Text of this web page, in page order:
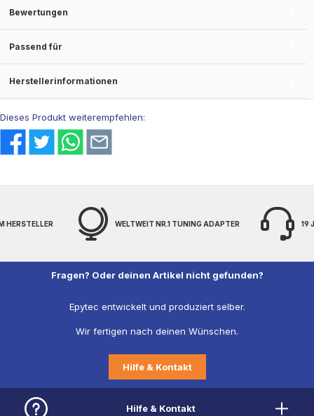
Bewertungen
Passend für
Herstellerinformationen
Dieses Produkt weiterempfehlen:
HERSTELLER WELTWEIT NR.1 TUNING ADAPTER 19
Fragen? Oder deinen Artikel nicht gefunden?
Epytec entwickelt und produziert selber.
Wir fertigen nach deinen Wünschen.
Hilfe & Kontakt
Hilfe & Kontakt